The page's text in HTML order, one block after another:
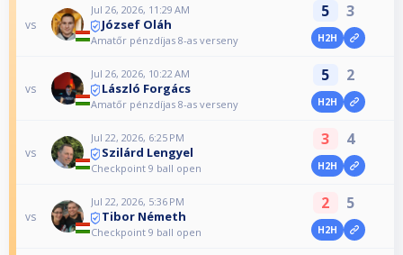
vs
Jul 26, 2026, 11:29 AM
József Oláh
Amatőr pénzdíjas 8-as verseny
5 3
H2H
vs
Jul 26, 2026, 10:22 AM
László Forgács
Amatőr pénzdíjas 8-as verseny
5 2
H2H
vs
Jul 22, 2026, 6:25 PM
Szilárd Lengyel
Checkpoint 9 ball open
3 4
H2H
vs
Jul 22, 2026, 5:36 PM
Tibor Németh
Checkpoint 9 ball open
2 5
H2H